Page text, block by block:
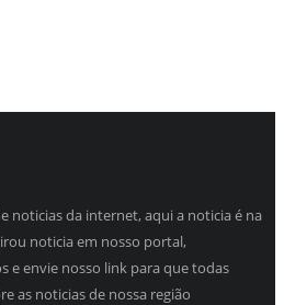
noticias da internet, aqui a noticia é na
noticia em nosso portal,
e envie nosso link para que todas
as noticias de nossa região